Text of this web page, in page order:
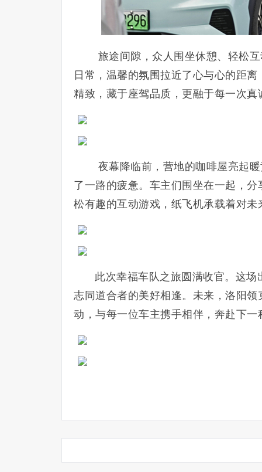
旅途间隙，众人围坐休憩、轻松
日常，温馨的氛围拉近了心与心的距
精致，藏于座驾品质，更融于每一次真
夜幕降临前，营地的咖啡屋亮起
了一路的疲惫。车主们围坐在一起，
松有趣的互动游戏，纸飞机承载着对
此次幸福车队之旅圆满收官。这
志同道合者的美好相逢。未来，洛阳
动，与每一位车主携手相伴，奔赴下一